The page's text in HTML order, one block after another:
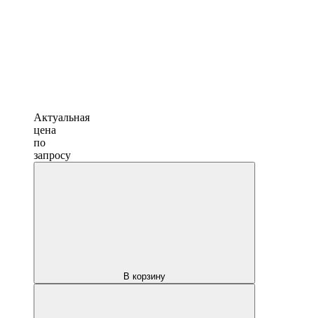
Актуальная
цена
по
запросу
В корзину